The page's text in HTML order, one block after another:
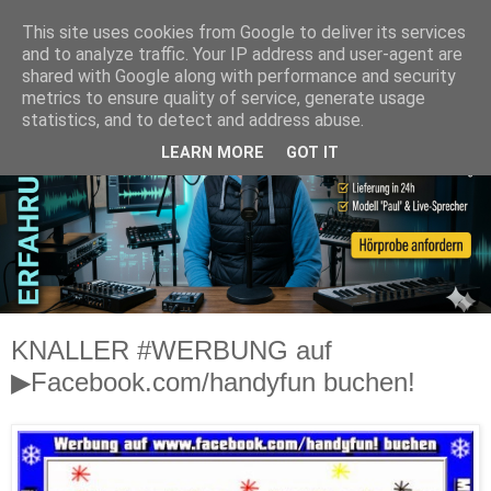
KNALLER #WERBUNG auf
▶Facebook.com/handyfun buchen!
This site uses cookies from Google to deliver its services
and to analyze traffic. Your IP address and user-agent are
shared with Google along with performance and security
metrics to ensure quality of service, generate usage
statistics, and to detect and address abuse.
LEARN MORE GOT IT